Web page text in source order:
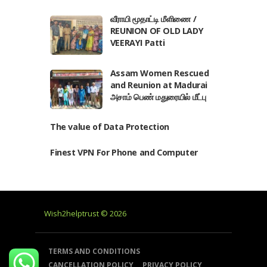
வீராயி மூதாட்டி மீளிணை /
REUNION OF OLD LADY
VEERAYI Patti
Assam Women Rescued
and Reunion at Madurai
அசாம் பெண் மதுரையில் மீட்பு
The value of Data Protection
Finest VPN For Phone and Computer
Wish2helptrust © 2026
TERMS AND CONDITIONS
CANCELLATION POLICY
PRIVACY POLICY